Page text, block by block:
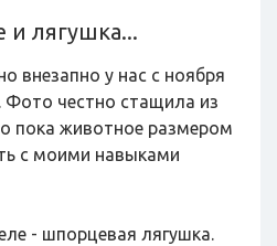
и лягушка...
внезапно у нас с ноября
Фото честно стащила из
пока животное размером
с моими навыками
- шпорцевая лягушка.